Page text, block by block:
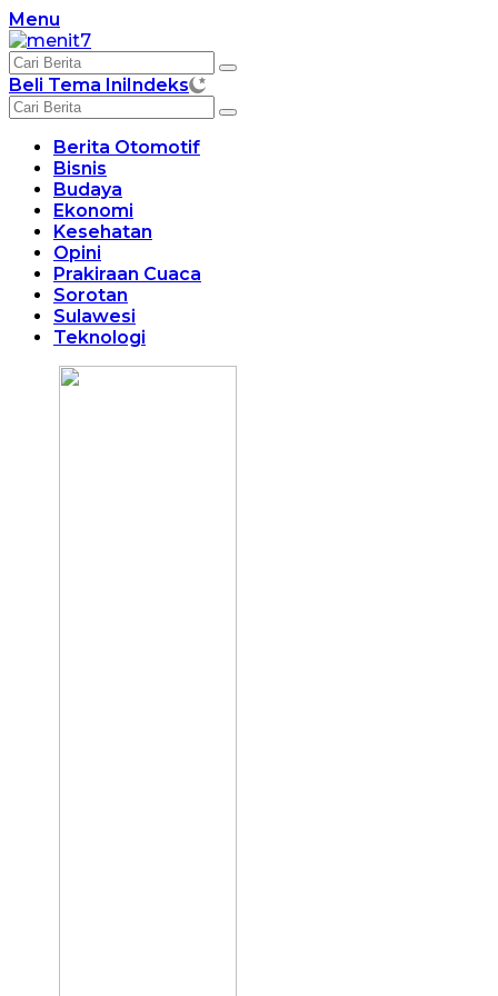
Langsung
ke
konten
Menu
Beli Tema IniIndeks
Berita Otomotif
Bisnis
Budaya
Ekonomi
Kesehatan
Opini
Prakiraan Cuaca
Sorotan
Sulawesi
Teknologi